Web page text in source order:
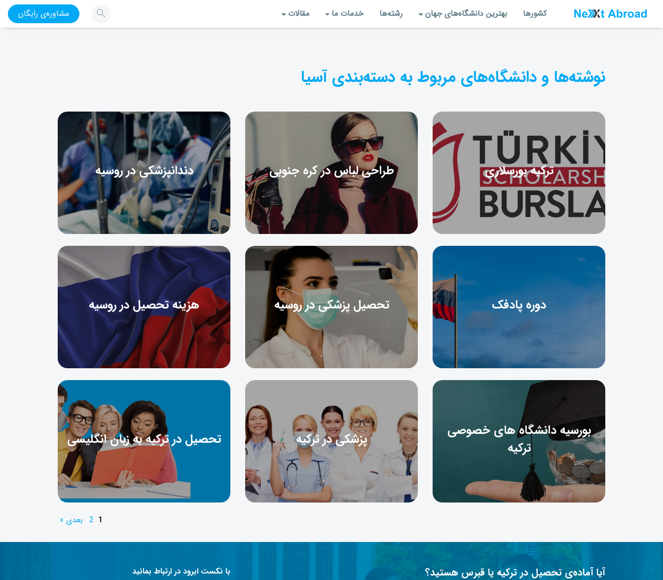
کشورها بهترین دانشگاه‌های جهان رشته‌‌ها خدمات ما مقالات مشاوره‌ی رایگان
نوشته‌ها و دانشگاه‌های مربوط به دسته‌بندی آسیا
ترکیه بورسلاری طراحی لباس در کره جنوبی دندانپزشکی در روسیه
دوره پادفک تحصیل پزشکی در روسیه هزینه تحصیل در روسیه
بورسیه دانشگاه های خصوصی
ترکیه
پزشکی در ترکیه تحصیل در ترکیه به زبان انگلیسی
1
2 بعدی »
آیا آماده‌ی تحصیل در ترکیه یا قبرس هستید؟ با نکست ابرود در ارتباط بمانید